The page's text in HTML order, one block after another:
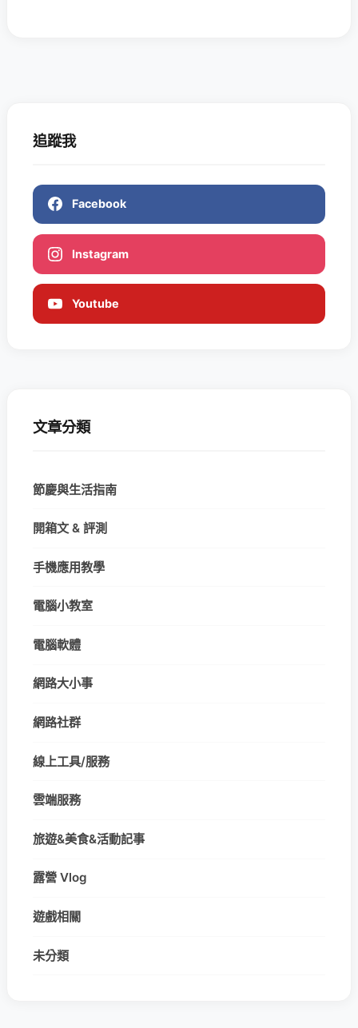
追蹤我
Facebook
Instagram
Youtube
文章分類
節慶與生活指南
開箱文 & 評測
手機應用教學
電腦小教室
電腦軟體
網路大小事
網路社群
線上工具/服務
雲端服務
旅遊&美食&活動記事
露營 Vlog
遊戲相關
未分類